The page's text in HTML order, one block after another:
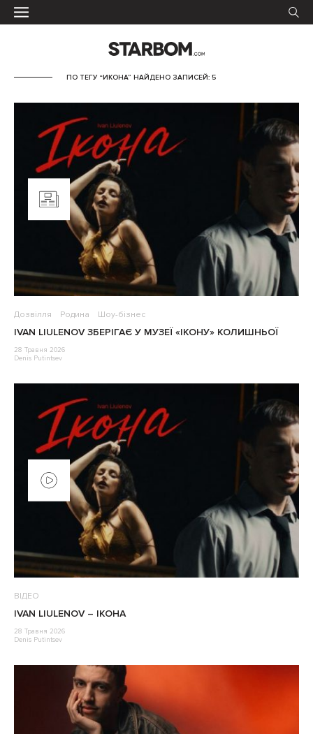
ПО ТЕГУ “ИКОНА” НАЙДЕНО ЗАПИСЕЙ: 5
Дозвілля Родина Шоу-бізнес
IVAN LIULENOV ЗБЕРІГАЄ У МУЗЕЇ «ІКОНУ» КОЛИШНЬОЇ
28 Травня 2026
Denis Putintsev
ВІДЕО
IVAN LIULENOV – ІКОНА
28 Травня 2026
Denis Putintsev